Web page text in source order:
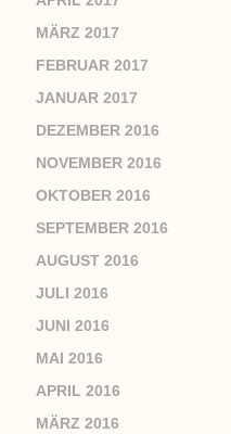
MÄRZ 2017
FEBRUAR 2017
JANUAR 2017
DEZEMBER 2016
NOVEMBER 2016
OKTOBER 2016
SEPTEMBER 2016
AUGUST 2016
JULI 2016
JUNI 2016
MAI 2016
APRIL 2016
MÄRZ 2016